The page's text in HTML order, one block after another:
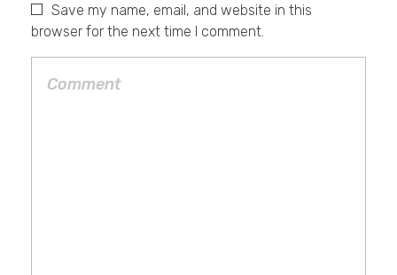
Save my name, email, and website in this
browser for the next time I comment.